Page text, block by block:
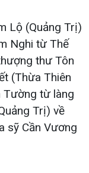
Lộ (Quảng Trị)
Nghi từ Thế
thư Tôn
(Thừa Thiên
Tường từ làng
Trị) về
sỹ Cần Vương